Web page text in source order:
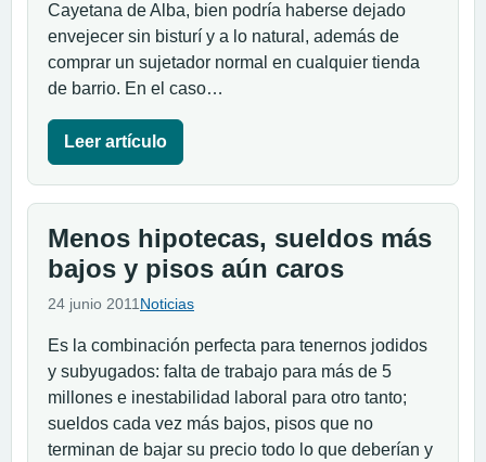
Cayetana de Alba, bien podría haberse dejado
envejecer sin bisturí y a lo natural, además de
comprar un sujetador normal en cualquier tienda
de barrio. En el caso…
Leer artículo
Menos hipotecas, sueldos más
bajos y pisos aún caros
24 junio 2011 Noticias
Es la combinación perfecta para tenernos jodidos
y subyugados: falta de trabajo para más de 5
millones e inestabilidad laboral para otro tanto;
sueldos cada vez más bajos, pisos que no
terminan de bajar su precio todo lo que deberían y